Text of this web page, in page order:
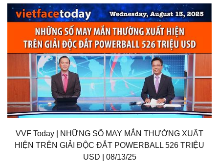
VVF Today | NHỮNG SỐ MAY MẮN THƯỜNG XUẤT
HIỆN TRÊN GIẢI ĐỘC ĐẮT POWERBALL 526 TRIỆU
USD | 08/13/25